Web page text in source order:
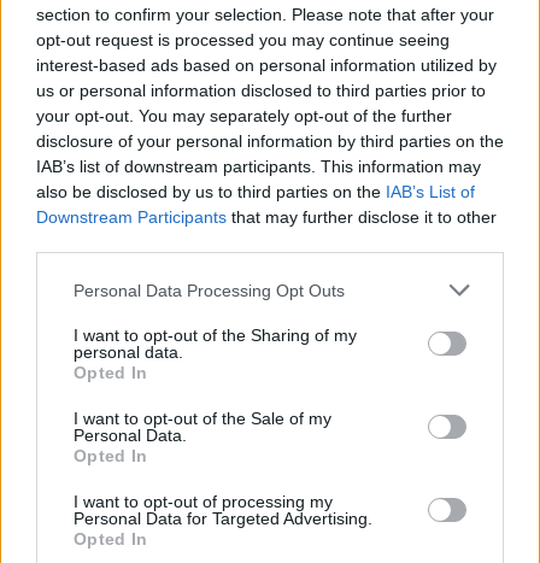
section to confirm your selection. Please note that after your
opt-out request is processed you may continue seeing
interest-based ads based on personal information utilized by
us or personal information disclosed to third parties prior to
your opt-out. You may separately opt-out of the further
disclosure of your personal information by third parties on the
IAB’s list of downstream participants. This information may
also be disclosed by us to third parties on the IAB’s List of
Downstream Participants that may further disclose it to other
Personal Data Processing Opt Outs
I want to opt-out of the Sharing of my
personal data.
Opted In
I want to opt-out of the Sale of my
Personal Data.
Opted In
I want to opt-out of processing my
Personal Data for Targeted Advertising.
Opted In
Žinios | Lietuvos diena
Visi įrašai
Žiūrimiausi įrašai
00:00:49
Pateikė daugiau detalių apie iš tėvų paimtus šešis
Žinios | Lietuvos diena
00:00:30
Vaizdai iš tragiškos avarijos Vilniaus r.: dviejų moterų ir
Žinios | Lietuvos diena